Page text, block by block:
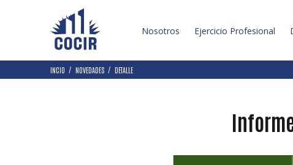
Nosotros Ejercicio Profesional
INCIO NOVEDADES DETALLE